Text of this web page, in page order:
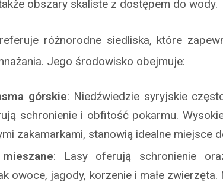
obszary skaliste z dostępem do wody.
różnorodne siedliska, które
Jego środowisko obejmuje:
górskie: Niedźwiedzie syryjskie
schronienie i obfitość pokarmu.
zakamarkami, stanowią idealne miejsce
: Lasy oferują schronienie
owoce, jagody, korzenie i małe